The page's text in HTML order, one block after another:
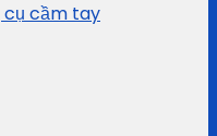
cụ cầm tay